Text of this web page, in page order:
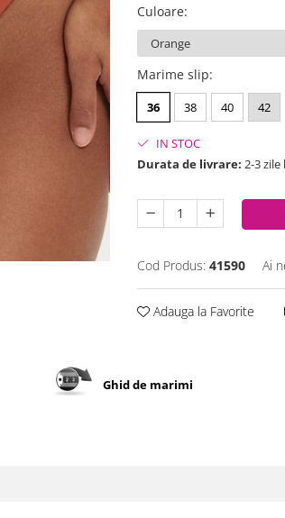
Culoare:
Marime slip:
36 38 40 42
IN STOC
Durata de livrare: 2-3
Cod Produs: 41590 Ai
Adauga la Favorite
Ghid de marimi